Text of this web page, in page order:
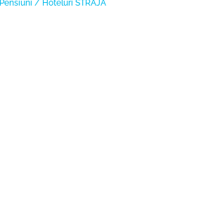
Pensiuni / Hoteluri STRAJA